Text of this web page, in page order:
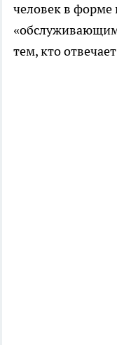
человек в форме
тем, кто